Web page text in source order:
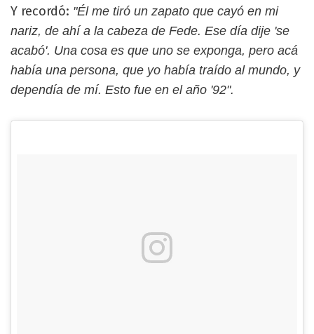
Y recordó: "Él me tiró un zapato que cayó en mi
nariz, de ahí a la cabeza de Fede. Ese día dije 'se
acabó'. Una cosa es que uno se exponga, pero acá
había una persona, que yo había traído al mundo, y
dependía de mí. Esto fue en el año '92".